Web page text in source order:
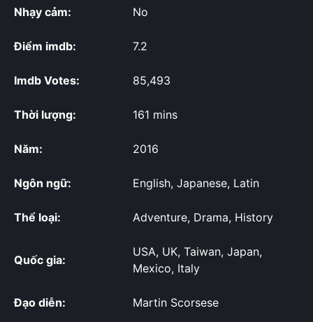
Nhạy cảm: No
Điểm imdb: 7.2
Imdb Votes: 85,493
Thời lượng: 161 mins
Năm: 2016
Ngôn ngữ: English, Japanese, Latin
Thể loại: Adventure, Drama, History
Quốc gia:
USA, UK, Taiwan, Japan,
Mexico, Italy
Đạo diễn: Martin Scorsese